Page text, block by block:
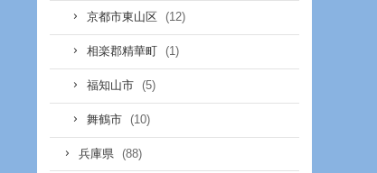
京都市東山区 (12)
相楽郡精華町 (1)
福知山市 (5)
舞鶴市 (10)
兵庫県 (88)